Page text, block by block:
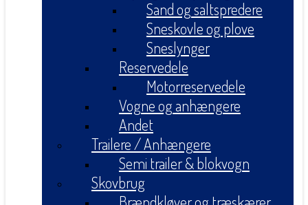
Sand og saltspredere
Sneskovle og plove
Sneslynger
Reservedele
Motorreservedele
Vogne og anhængere
Andet
Trailere / Anhængere
Semi trailer & blokvogn
Skovbrug